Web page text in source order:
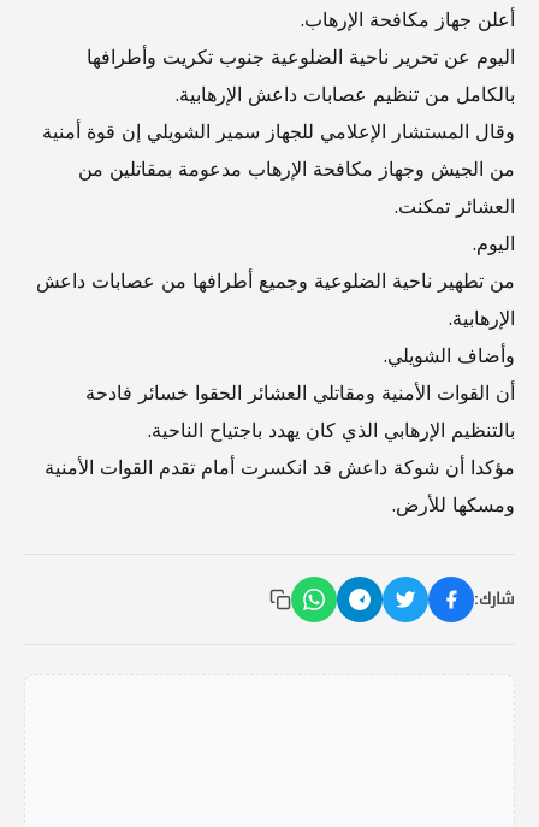
أعلن جهاز مكافحة الإرهاب.
اليوم عن تحرير ناحية الضلوعية جنوب تكريت وأطرافها
بالكامل من تنظيم عصابات داعش الإرهابية.
وقال المستشار الإعلامي للجهاز سمير الشويلي إن قوة أمنية
من الجيش وجهاز مكافحة الإرهاب مدعومة بمقاتلين من
العشائر تمكنت.
اليوم.
من تطهير ناحية الضلوعية وجميع أطرافها من عصابات داعش
الإرهابية.
وأضاف الشويلي.
أن القوات الأمنية ومقاتلي العشائر الحقوا خسائر فادحة
بالتنظيم الإرهابي الذي كان يهدد باجتياح الناحية.
مؤكدا أن شوكة داعش قد انكسرت أمام تقدم القوات الأمنية
ومسكها للأرض.
شارك: